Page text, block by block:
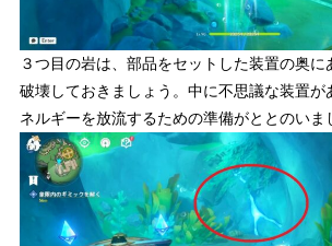
３つ目の岩は、部品をセットした装置の奥に
破壊しておきましょう。中に不思議な装置が
ネルギーを放流するための準備がととのいま